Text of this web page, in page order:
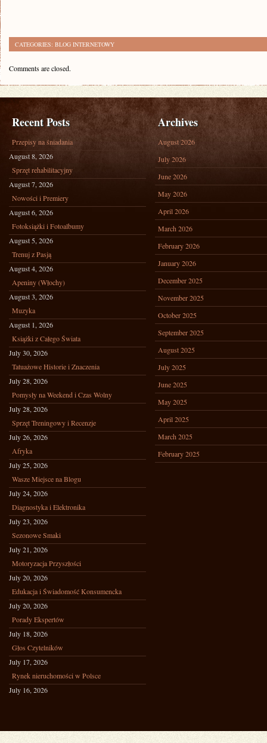
CATEGORIES: BLOG INTERNETOWY
Comments are closed.
Recent Posts
Przepisy na śniadania
August 8, 2026
Sprzęt rehabilitacyjny
August 7, 2026
Nowości i Premiery
August 6, 2026
Fotoksiążki i Fotoalbumy
August 5, 2026
Trenuj z Pasją
August 4, 2026
Apeniny (Włochy)
August 3, 2026
Muzyka
August 1, 2026
Książki z Całego Świata
July 30, 2026
Tatuażowe Historie i Znaczenia
July 28, 2026
Pomysły na Weekend i Czas Wolny
July 28, 2026
Sprzęt Treningowy i Recenzje
July 26, 2026
Afryka
July 25, 2026
Wasze Miejsce na Blogu
July 24, 2026
Diagnostyka i Elektronika
July 23, 2026
Sezonowe Smaki
July 21, 2026
Motoryzacja Przyszłości
July 20, 2026
Edukacja i Świadomość Konsumencka
July 20, 2026
Porady Ekspertów
July 18, 2026
Głos Czytelników
July 17, 2026
Rynek nieruchomości w Polsce
July 16, 2026
Archives
August 2026
July 2026
June 2026
May 2026
April 2026
March 2026
February 2026
January 2026
December 2025
November 2025
October 2025
September 2025
August 2025
July 2025
June 2025
May 2025
April 2025
March 2025
February 2025